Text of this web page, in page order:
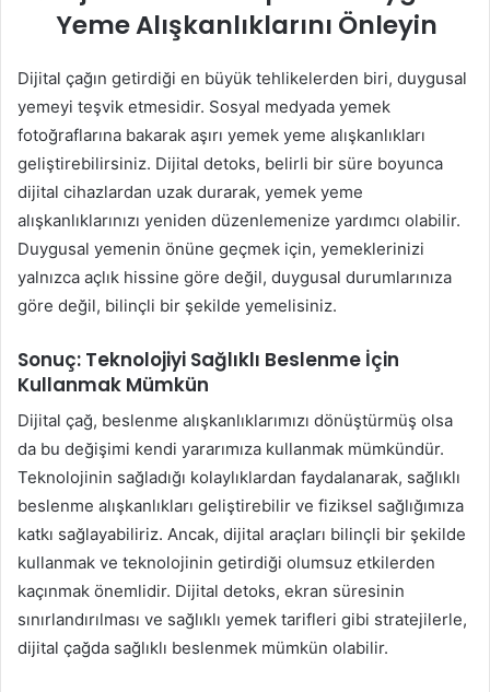
Yeme Alışkanlıklarını Önleyin
Dijital çağın getirdiği en büyük tehlikelerden biri, duygusal
yemeyi teşvik etmesidir. Sosyal medyada yemek
fotoğraflarına bakarak aşırı yemek yeme alışkanlıkları
geliştirebilirsiniz. Dijital detoks, belirli bir süre boyunca
dijital cihazlardan uzak durarak, yemek yeme
alışkanlıklarınızı yeniden düzenlemenize yardımcı olabilir.
Duygusal yemenin önüne geçmek için, yemeklerinizi
yalnızca açlık hissine göre değil, duygusal durumlarınıza
göre değil, bilinçli bir şekilde yemelisiniz.
Sonuç: Teknolojiyi Sağlıklı Beslenme İçin
Kullanmak Mümkün
Dijital çağ, beslenme alışkanlıklarımızı dönüştürmüş olsa
da bu değişimi kendi yararımıza kullanmak mümkündür.
Teknolojinin sağladığı kolaylıklardan faydalanarak, sağlıklı
beslenme alışkanlıkları geliştirebilir ve fiziksel sağlığımıza
katkı sağlayabiliriz. Ancak, dijital araçları bilinçli bir şekilde
kullanmak ve teknolojinin getirdiği olumsuz etkilerden
kaçınmak önemlidir. Dijital detoks, ekran süresinin
sınırlandırılması ve sağlıklı yemek tarifleri gibi stratejilerle,
dijital çağda sağlıklı beslenmek mümkün olabilir.